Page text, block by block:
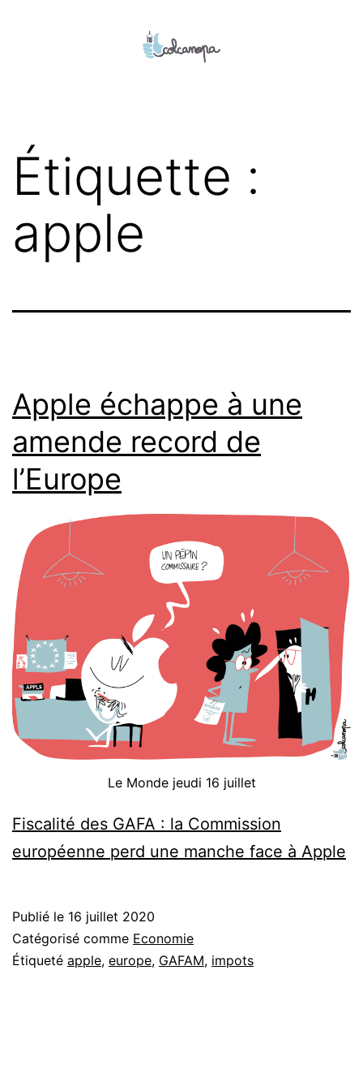
Étiquette :
apple
Apple échappe à une
amende record de
l’Europe
Le Monde jeudi 16 juillet
Fiscalité des GAFA : la Commission
européenne perd une manche face à Apple
Publié le 16 juillet 2020
Catégorisé comme Economie
Étiqueté apple, europe, GAFAM, impots